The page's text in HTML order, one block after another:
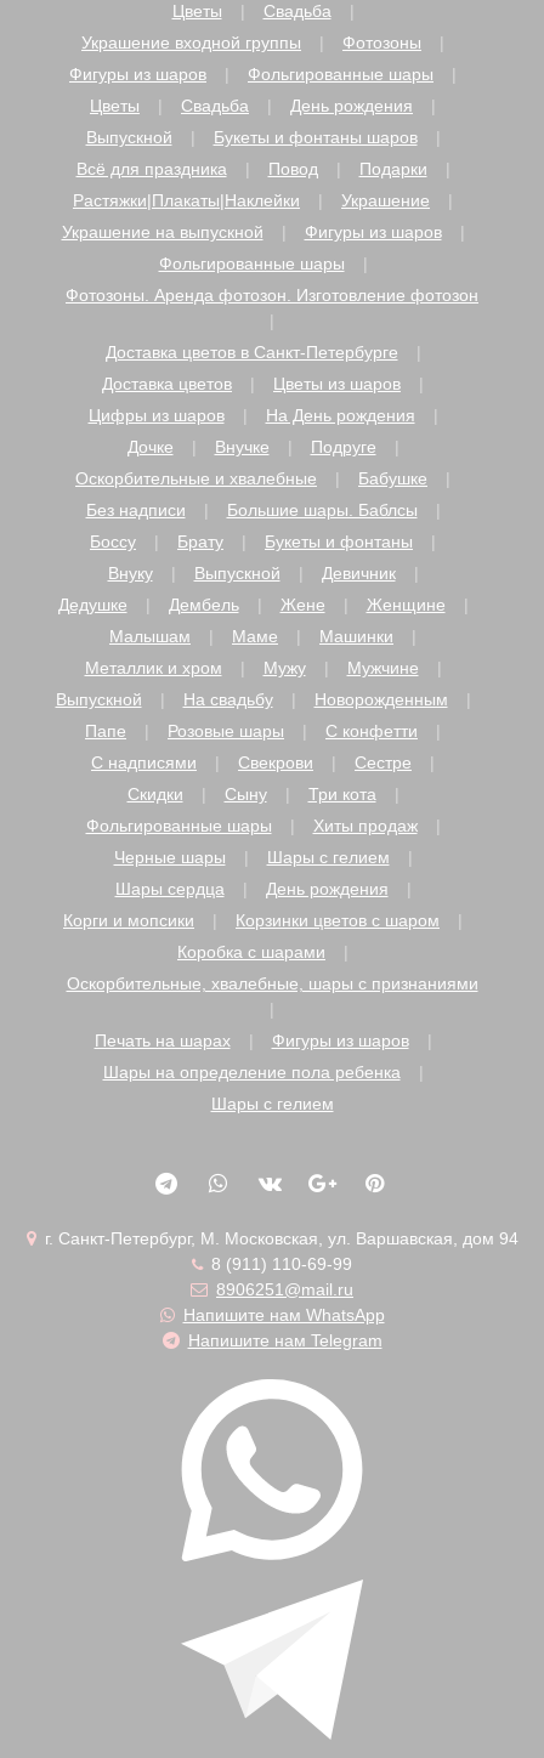
Цветы
Свадьба
Украшение входной группы
Фотозоны
Фигуры из шаров
Фольгированные шары
Цветы
Свадьба
День рождения
Выпускной
Букеты и фонтаны шаров
Всё для праздника
Повод
Подарки
Растяжки|Плакаты|Наклейки
Украшение
Украшение на выпускной
Фигуры из шаров
Фольгированные шары
Фотозоны. Аренда фотозон. Изготовление фотозон
Доставка цветов в Санкт-Петербурге
Доставка цветов
Цветы из шаров
Цифры из шаров
На День рождения
Дочке
Внучке
Подруге
Оскорбительные и хвалебные
Бабушке
Без надписи
Большие шары. Баблсы
Боссу
Брату
Букеты и фонтаны
Внуку
Выпускной
Девичник
Дедушке
Дембель Жене
Женщине
Малышам
Маме
Машинки
Металлик и хром
Мужу
Мужчине
Выпускной
На свадьбу
Новорожденным
Папе
Розовые шары
С конфетти
С надписями
Свекрови
Сестре
Скидки
Сыну
Три кота
Фольгированные шары
Хиты продаж
Черные шары
Шары с гелием
Шары сердца
День рождения
Корги и мопсики
Корзинки цветов с шаром
Коробка с шарами
Оскорбительные, хвалебные, шары с признаниями
Печать на шарах
Фигуры из шаров
Шары на определение пола ребенка
Шары с гелием
г. Санкт-Петербург, М. Московская, ул. Варшавская, дом 94
8 (911) 110-69-99
8906251@mail.ru
Напишите нам WhatsApp
Напишите нам Telegram